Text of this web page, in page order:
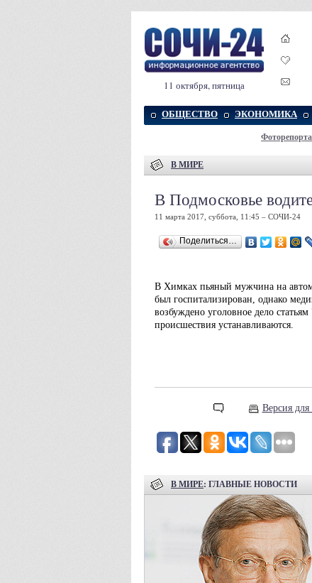
11 октября, пятница
ОБЩЕСТВО ЭКОНОМИКА
В МИРЕ
В Подмосковье
11 марта 2017, суббота, 11:45 – СОЧИ-24
Поделиться…
В Химках пьяный мужчина на
был госпитализирован, однако
возбуждено уголовное дело
происшествия устанавливаются.
Версия для
В МИРЕ: ГЛАВНЫЕ НОВОСТИ